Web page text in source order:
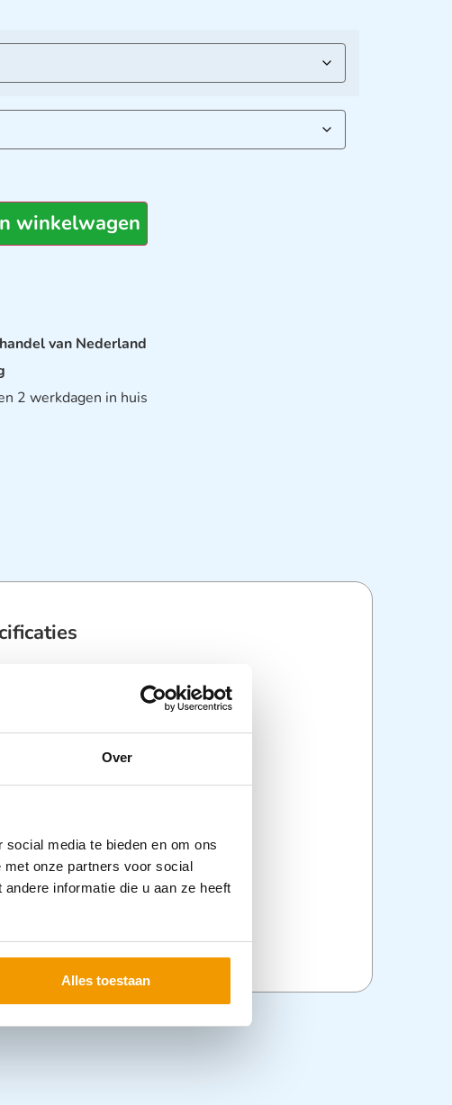
Over
media te bieden en om ons
onze partners voor social
informatie die u aan ze heeft
Alles toestaan
winkelwagen
van Nederland
2 werkdagen in huis
Kleding & veiligheid,PBM,